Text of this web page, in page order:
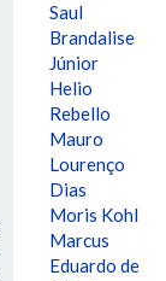
Saul
Brandalise
Júnior
Helio
Rebello
Mauro
Lourenço
Dias
Moris Kohl
Marcus
Eduardo de